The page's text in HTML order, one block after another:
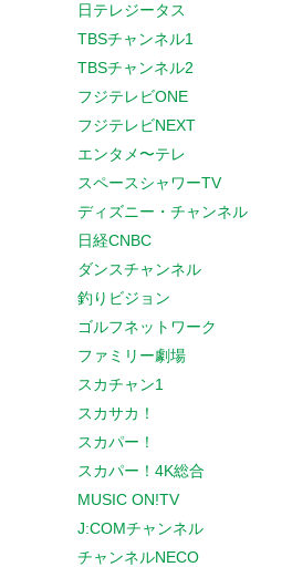
日テレジータス
TBSチャンネル1
TBSチャンネル2
フジテレビONE
フジテレビNEXT
エンタメ〜テレ
スペースシャワーTV
ディズニー・チャンネル
日経CNBC
ダンスチャンネル
釣りビジョン
ゴルフネットワーク
ファミリー劇場
スカチャン1
スカサカ！
スカパー！
スカパー！4K総合
MUSIC ON!TV
J:COMチャンネル
チャンネルNECO